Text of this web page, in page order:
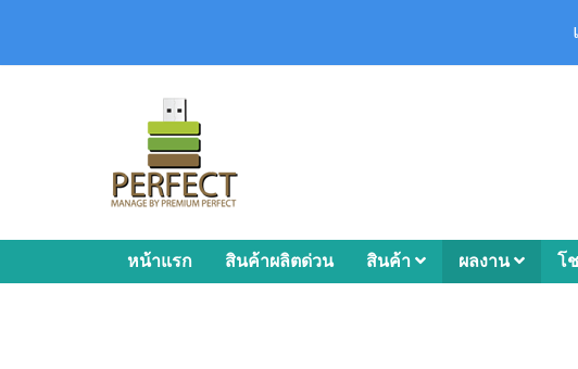
หน้าแรก สินค้าผลิตด่วน สินค้า ผลงาน โ